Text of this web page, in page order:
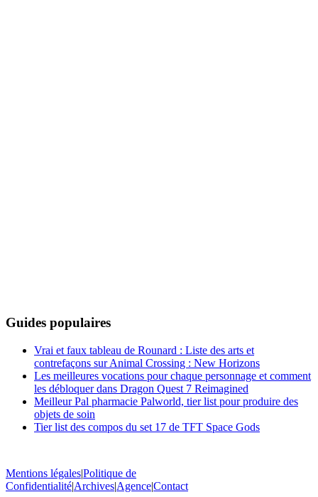
Guides populaires
Vrai et faux tableau de Rounard : Liste des arts et
contrefaçons sur Animal Crossing : New Horizons
Les meilleures vocations pour chaque personnage et comment
les débloquer dans Dragon Quest 7 Reimagined
Meilleur Pal pharmacie Palworld, tier list pour produire des
objets de soin
Tier list des compos du set 17 de TFT Space Gods
Mentions légales|Politique de
Confidentialité|Archives|Agence|Contact